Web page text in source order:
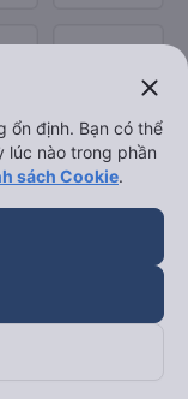
close
ổn định. Bạn có thể
lúc nào trong phần
sách Cookie.